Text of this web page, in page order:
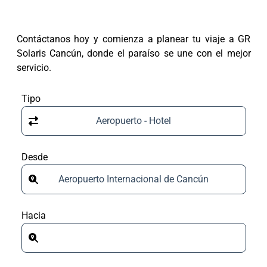
Contáctanos hoy y comienza a planear tu viaje a GR
Solaris Cancún, donde el paraíso se une con el mejor
servicio.
Tipo
Aeropuerto - Hotel
Desde
Aeropuerto Internacional de Cancún
Hacia